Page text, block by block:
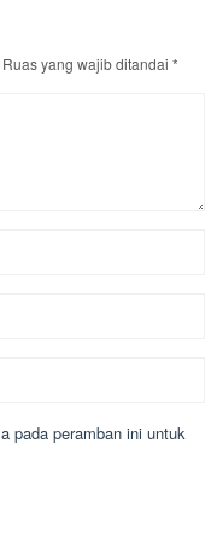
Ruas yang wajib ditandai *
pada peramban ini untuk